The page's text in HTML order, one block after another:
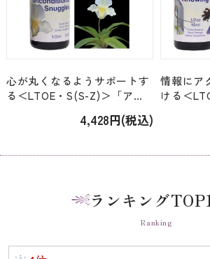
心が丸くなるようサポートす
る＜LTOE・S(S-Z)＞「アン
Unconditional Snuggles」
4,428円(税込)
情報にア
ける＜
ランキング
Ranking